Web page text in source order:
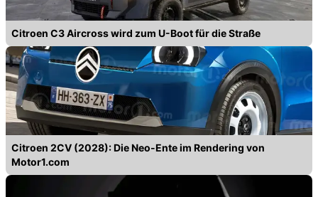
Citroen C3 Aircross wird zum U-Boot für die Straße
Citroen 2CV (2028): Die Neo-Ente im Rendering von
Motor1.com